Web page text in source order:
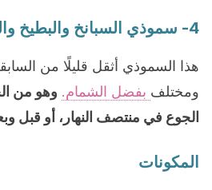
4- سموذي السبانخ والبطيخ والزبادي
هذا السموذي أثقل قليلًا من
ومختلف بفضل الشمام. وهو من
الجوع في منتصف النهار، أو قبل
المكونات